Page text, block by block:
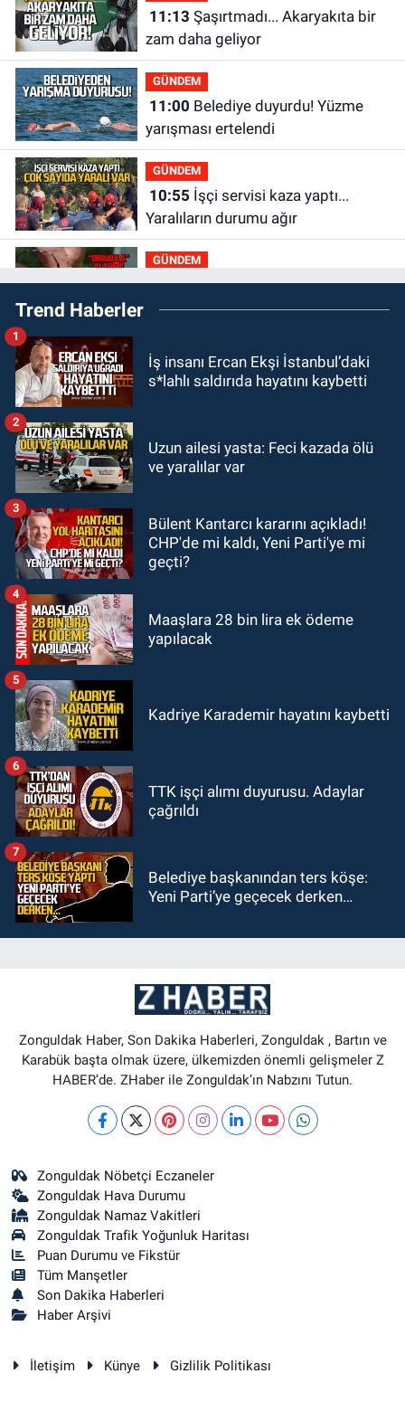
11:13
zam daha geliyor
GÜNDEM
11:00
yarışması ertelendi
GÜNDEM
10:55
Yaralıların durumu ağır
GÜNDEM
10:06“Drakula” alarmı! Zonguldak,
Bartın ve Düzce tehdit altında
09:52Karabük'te kaza yaptılar: 7
GÜNDEM
09:43 Arkadaşlıklar & Dostluklar
00:40Merve Kır Müftüoğlu
Anadolu’yu karış karış geziyor, yeni
Trend Haberler
İş insanı Ercan Ekşi İstanbul’daki
s*lahlı saldırıda hayatını kaybetti
1
Uzun ailesi yasta: Feci kazada ölü
ve yaralılar var
2
Bülent Kantarcı kararını açıkladı!
CHP'de mi kaldı, Yeni Parti'ye mi
geçti?
3
Maaşlara 28 bin lira ek ödeme
yapılacak
4
Kadriye Karademir hayatını kaybetti
5
TTK işçi alımı duyurusu. Adaylar
çağrıldı
6
Belediye başkanından ters köşe:
Yeni Parti’ye geçecek derken…
7
Zonguldak Haber, Son Dakika Haberleri, Zonguldak , Bartın ve
Karabük başta olmak üzere, ülkemizden önemli gelişmeler Z
HABER’de. ZHaber ile Zonguldak’ın Nabzını Tutun.
Zonguldak Nöbetçi Eczaneler
Zonguldak Hava Durumu
Zonguldak Namaz Vakitleri
Zonguldak Trafik Yoğunluk Haritası
Puan Durumu ve Fikstür
Tüm Manşetler
Son Dakika Haberleri
Haber Arşivi
İletişim Künye Gizlilik Politikası